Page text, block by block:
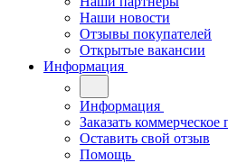
Наши новости
Отзывы покупателей
Открытые вакансии
Информация
Информация
Заказать
Оставить свой отзыв
Помощь